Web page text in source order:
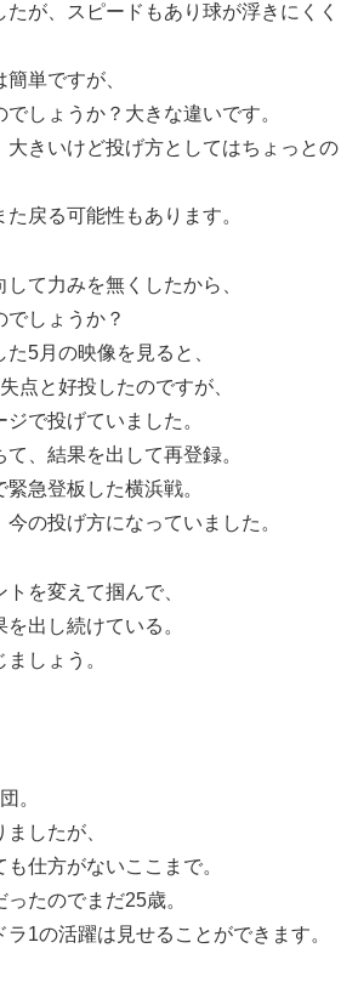
が、スピードもあり球が浮きにくく
単ですが、
しょうか？大きな違いです。
大きいけど投げ方としてはちょっとの
戻る可能性もあります。
て力みを無くしたから、
でしょうか？
5月の映像を見ると、
点と好投したのですが、
で投げていました。
、結果を出して再登録。
急登板した横浜戦。
の投げ方になっていました。
を変えて掴んで、
出し続けている。
しょう。
。
したが、
仕方がないここまで。
たのでまだ25歳。
1の活躍は見せることができます。